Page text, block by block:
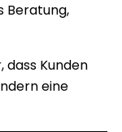
Beratung,
Kunden
eine